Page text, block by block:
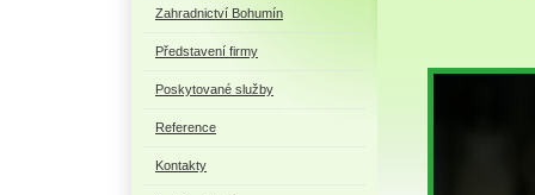
Zahradnictví Bohumín
Představení firmy
Poskytované služby
Reference
Kontakty